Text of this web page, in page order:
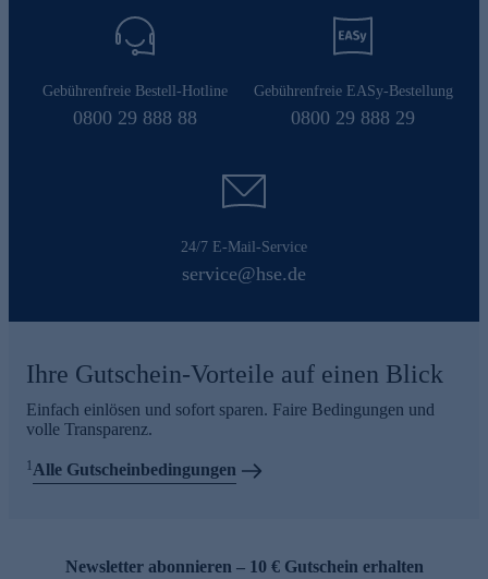
Gebührenfreie Bestell-Hotline
0800 29 888 88
Gebührenfreie EASy-Bestellung
0800 29 888 29
24/7 E-Mail-Service
service@hse.de
Ihre Gutschein-Vorteile auf einen Blick
Einfach einlösen und sofort sparen. Faire Bedingungen und
volle Transparenz.
1Alle Gutscheinbedingungen
Newsletter abonnieren – 10 € Gutschein erhalten